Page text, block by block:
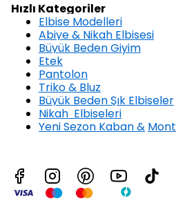
Hızlı Kategoriler
Elbise Modelleri
Abiye & Nikah Elbisesi
Büyük Beden Giyim
Etek
Pantolon
Triko & Bluz
Büyük Beden Şık Elbiseler
Nikah Elbiseleri
Yeni Sezon Kaban & Mont